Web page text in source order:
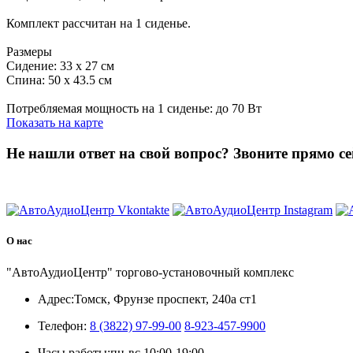
Комплект рассчитан на 1 сиденье.
Размеры
Сидение: 33 х 27 см
Спина: 50 х 43.5 см
Потребляемая мощность на 1 сиденье: до 70 Вт
Показать на карте
Не нашли ответ на свой вопрос? Звоните прямо
О нас
"АвтоАудиоЦентр" торгово-установочный комплекс
Адрес:Томск, Фрунзе проспект, 240а ст1
Телефон: 8 (3822) 97-99-00 8-923-457-9900